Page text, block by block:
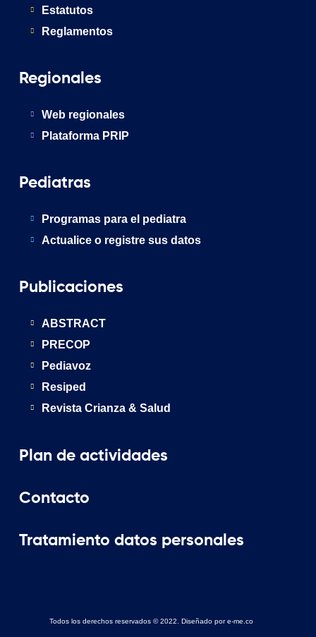
Estatutos
Reglamentos
Regionales
Web regionales
Plataforma PRIP
Pediatras
Programas para el pediatra
Actualice o registre sus datos
Publicaciones
ABSTRACT
PRECOP
Pediavoz
Resiped
Revista Crianza & Salud
Plan de actividades
Contacto
Tratamiento datos personales
Todos los derechos reservados © 2022. Diseñado por e-me.co